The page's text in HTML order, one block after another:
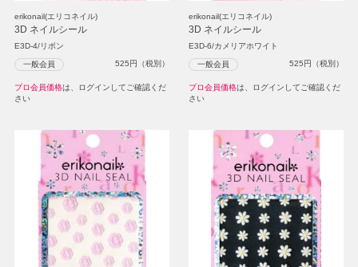
erikonail(エリコネイル)
3D ネイルシール
E3D-4/リボン
一般会員 525円（税別）
プロ会員価格は、ログインしてご確認くだ
さい
erikonail(エリコネイル)
3D ネイルシール
E3D-6/カメリアホワイト
一般会員 525円（税別）
プロ会員価格は、ログインしてご確認くだ
さい